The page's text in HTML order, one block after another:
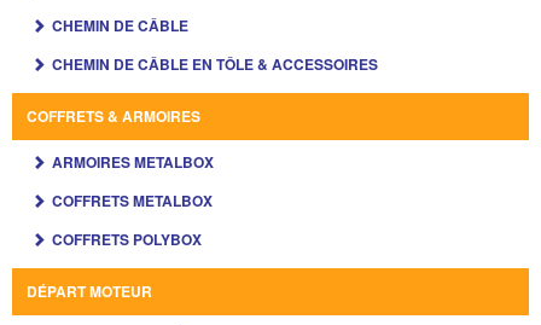
CHEMIN DE CÂBLE
CHEMIN DE CÂBLE EN TÔLE & ACCESSOIRES
COFFRETS & ARMOIRES
ARMOIRES METALBOX
COFFRETS METALBOX
COFFRETS POLYBOX
DÉPART MOTEUR